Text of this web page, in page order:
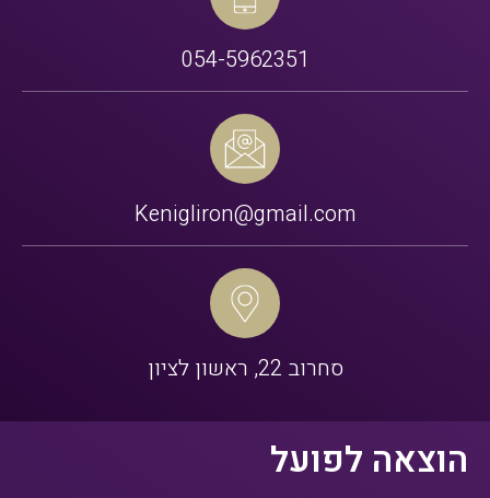
054-5962351
Kenigliron@gmail.com
סחרוב 22, ראשון לציון
הוצאה לפועל